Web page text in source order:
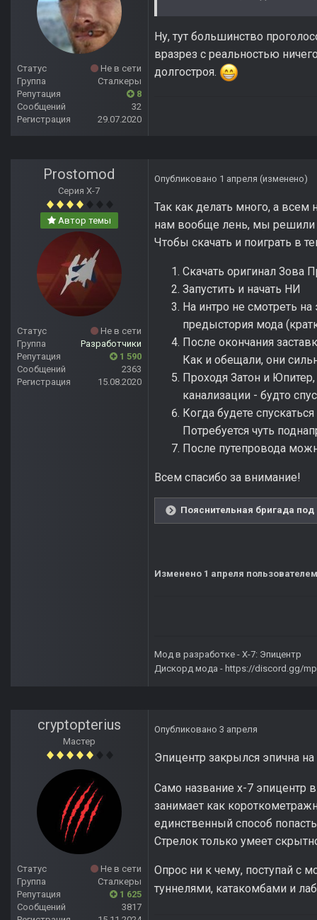
Статус
Не в сети
Группа
Сталкеры
Репутация
8
Сообщений
32
Регистрация
29.07.2020
Ну, тут большинство
вразрез с реальностью
долгостроя.
Prostomod
Серия Х-7
Автор темы
Статус
Не в сети
Группа
Разработчики
Репутация
1 590
Сообщений
2363
Регистрация
15.08.2020
Опубликовано 1 апреля (изменено)
Так как делать много, а
нам вообще лень, мы
Чтобы скачать и поиграть в
Скачать оригинал Зова
Запустить и начать НИ
На интро не смотреть
предыстория мода
После окончания
Как и обещали, они
Проходя Затон и
канализации - будто
Когда будете
Потребуется чуть
После путепровода
Всем спасибо за внимание!
Пояснительная бригада под
Изменено 1 апреля
Мод в разработке - X-7: Эпицентр
Дискорд мода - https://discord.gg/
cryptopterius
Мастер
Статус
Не в сети
Группа
Сталкеры
Репутация
1 625
Сообщений
3817
Опубликовано 3 апреля
Эпицентр закрылся эпична
Само название х-7 эпицентр
занимает как
единственный способ
Стрелок только умеет
Опрос ни к чему, поступай с
туннелями, катакомбами и